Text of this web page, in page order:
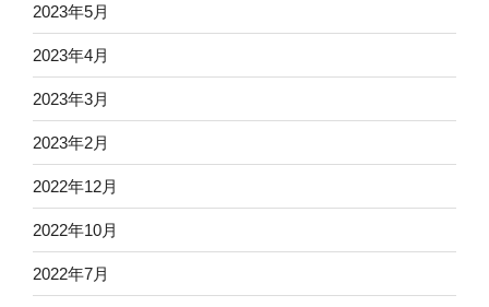
2023年5月
2023年4月
2023年3月
2023年2月
2022年12月
2022年10月
2022年7月